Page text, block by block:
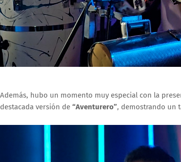
Además, hubo un momento muy especial con la
destacada versión de “Aventurero”, demostrando un